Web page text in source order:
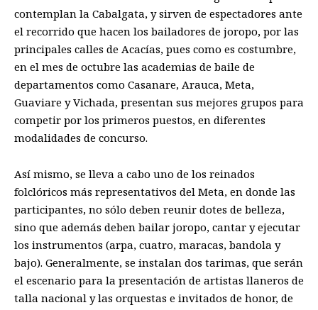
contemplan la Cabalgata, y sirven de espectadores ante
el recorrido que hacen los bailadores de joropo, por las
principales calles de Acacías, pues como es costumbre,
en el mes de octubre las academias de baile de
departamentos como Casanare, Arauca, Meta,
Guaviare y Vichada, presentan sus mejores grupos para
competir por los primeros puestos, en diferentes
modalidades de concurso.
Así mismo, se lleva a cabo uno de los reinados
folclóricos más representativos del Meta, en donde las
participantes, no sólo deben reunir dotes de belleza,
sino que además deben bailar joropo, cantar y ejecutar
los instrumentos (arpa, cuatro, maracas, bandola y
bajo). Generalmente, se instalan dos tarimas, que serán
el escenario para la presentación de artistas llaneros de
talla nacional y las orquestas e invitados de honor, de